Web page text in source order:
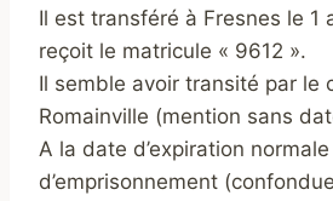
Il est transféré à Fresnes le 1
reçoit le matricule « 9612 ».
Il semble avoir transité par le
Romainville (mention sans
A la date d’expiration
d’emprisonnement